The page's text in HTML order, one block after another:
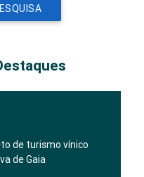
de turismo vínico
de Gaia